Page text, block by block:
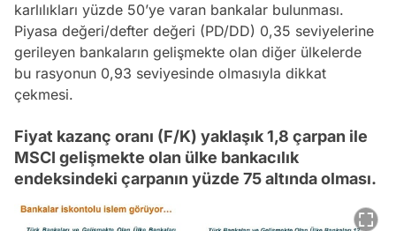
karlılıkları yüzde 50’ye varan bankalar bulunması.
Piyasa değeri/defter değeri (PD/DD) 0,35 seviyelerine
gerileyen bankaların gelişmekte olan diğer ülkelerde
bu rasyonun 0,93 seviyesinde olmasıyla dikkat
çekmesi.
Fiyat kazanç oranı (F/K) yaklaşık 1,8 çarpan ile
MSCI gelişmekte olan ülke bankacılık
endeksindeki çarpanın yüzde 75 altında olması.